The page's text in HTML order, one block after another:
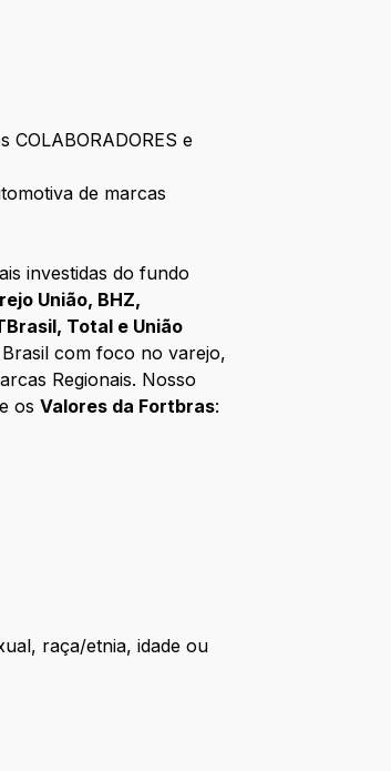
e
de marcas
investidas do fundo
União, BHZ,
Total e União
com foco no varejo,
Regionais. Nosso
osValores da Fortbras:
raça/etnia, idade ou